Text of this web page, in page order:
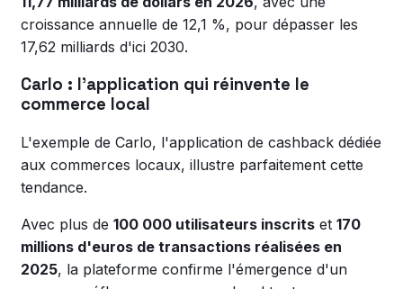
croissance annuelle de 12,1 %, pour dépasser les
17,62 milliards d'ici 2030.
Carlo : l'application qui réinvente le
commerce local
L'exemple de Carlo, l'application de cashback dédiée
aux commerces locaux, illustre parfaitement cette
tendance.
Avec plus de 100 000 utilisateurs inscrits et 170
millions d'euros de transactions réalisées en
2025, la plateforme confirme l'émergence d'un